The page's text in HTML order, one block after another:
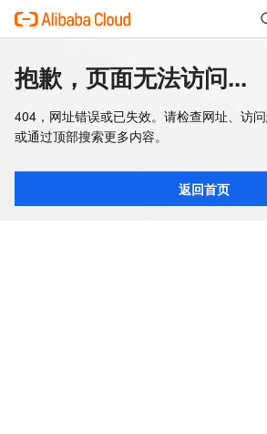
抱歉，页面无法访问...
404，网址错误或已失效。请检查网址、访
或通过顶部搜索更多内容。
返回首页